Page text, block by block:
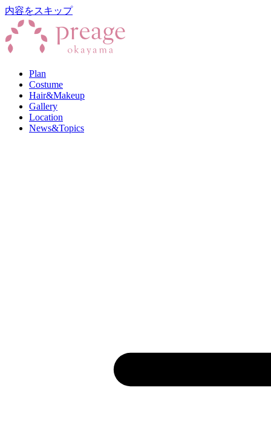
内容をスキップ
Plan
Costume
Hair&Makeup
Gallery
Location
News&Topics